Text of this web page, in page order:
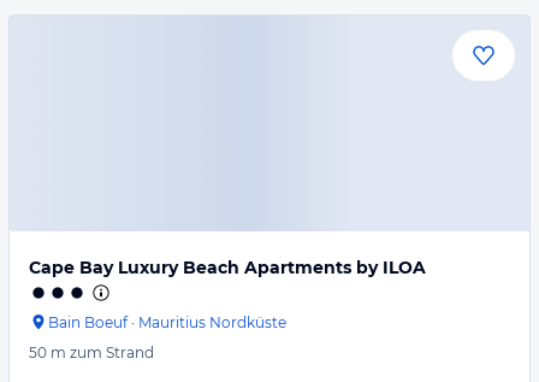
Cape Bay Luxury Beach Apartments by ILOA
Bain Boeuf· Mauritius Nordküste
50 m zum Strand